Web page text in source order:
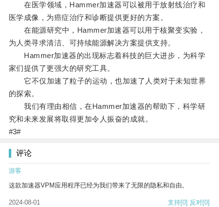
在医学领域，Hammer加速器可以被用于放射线治疗和
医学成像，为癌症治疗和诊断提供更好的方案。
在能源研究中，Hammer加速器可以用于核聚变实验，
为人类寻求清洁、可持续能源解决方案提供支持。
Hammer加速器的出现标志着科技的巨大进步，为科学
家们提供了更强大的研究工具。
它不仅加速了粒子的运动，也加速了人类对于未知世界
的探索。
我们有理由相信，在Hammer加速器的帮助下，科学研
究和未来发展将取得更加令人振奋的成就。
#3#
评论
游客
这款加速器VPM应用程序已经为我们带来了无限的隐私和自由。
2024-08-01 支持[0] 反对[0]